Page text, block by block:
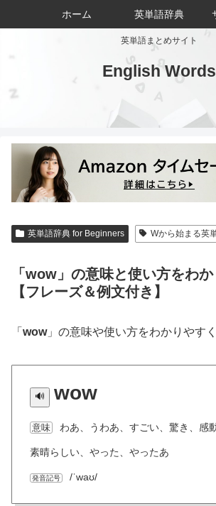
英単語まとめサイト
English Words
ホーム 英単語辞典
英単語辞典 for Beginners Wから始まる英
「wow」の意味と使い方をわ
【フレーズ＆例文付き】
「 wow」の意味や使い方をわかりやす
wow
意味 わあ、うわあ、すごい、驚き、感
素晴らしい、やった、やったあ
発音記号 /ˈwaʊ/